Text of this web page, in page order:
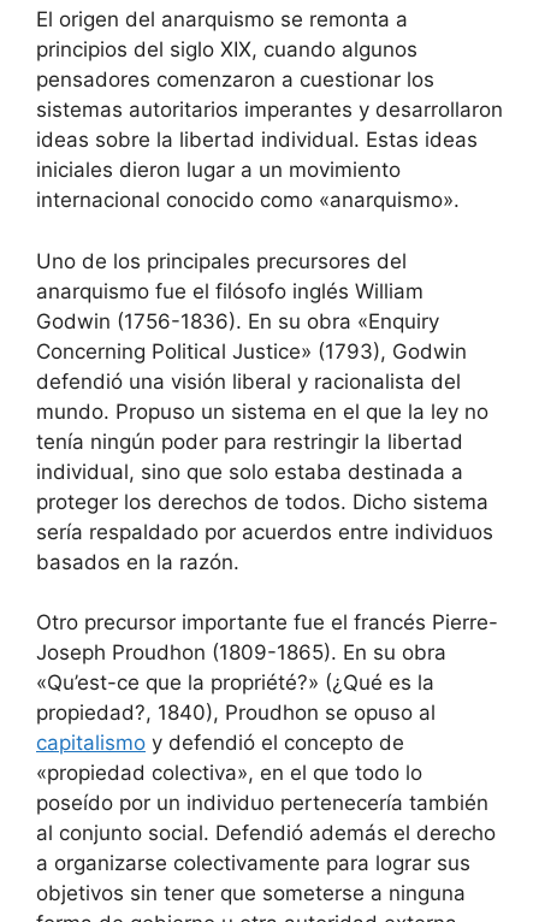
El origen del anarquismo se remonta a
principios del siglo XIX, cuando algunos
pensadores comenzaron a cuestionar los
sistemas autoritarios imperantes y desarrollaron
ideas sobre la libertad individual. Estas ideas
iniciales dieron lugar a un movimiento
internacional conocido como «anarquismo».
Uno de los principales precursores del
anarquismo fue el filósofo inglés William
Godwin (1756-1836). En su obra «Enquiry
Concerning Political Justice» (1793), Godwin
defendió una visión liberal y racionalista del
mundo. Propuso un sistema en el que la ley no
tenía ningún poder para restringir la libertad
individual, sino que solo estaba destinada a
proteger los derechos de todos. Dicho sistema
sería respaldado por acuerdos entre individuos
basados en la razón.
Otro precursor importante fue el francés Pierre-
Joseph Proudhon (1809-1865). En su obra
«Qu’est-ce que la propriété?» (¿Qué es la
propiedad?, 1840), Proudhon se opuso al
capitalismo y defendió el concepto de
«propiedad colectiva», en el que todo lo
poseído por un individuo pertenecería también
al conjunto social. Defendió además el derecho
a organizarse colectivamente para lograr sus
objetivos sin tener que someterse a ninguna